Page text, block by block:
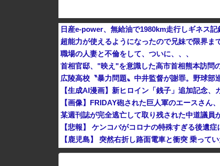
日産e-power、無給油で1980km走行しギネス
超能力が使えるようになったので兄妹で限界
職場の人妻と不倫をして、ついに、、、
首相官邸、"映え"を意識した高市首相熊本訪問
広陵高校〝暴力問題〟中井監督が謝罪。野球部
【生成AI漫画】新ヒロイン「銭子」追加記念、
【画像】FRIDAY砲された巨人軍のエースさん
某週刊誌が完全逃亡して取り残された中道議
【悲報】 ケンコバがコロナの特殊すぎる後遺
【鹿児島】 突然右折し路面電車と衝突 乗って
グリーンコーラとかいうやつ飲んだ？